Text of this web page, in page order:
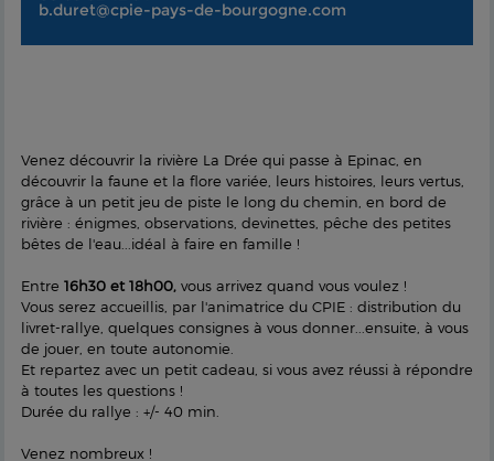
b.duret@cpie-pays-de-bourgogne.com
Venez découvrir la rivière La Drée qui passe à Epinac, en
découvrir la faune et la flore variée, leurs histoires, leurs vertus,
grâce à un petit jeu de piste le long du chemin, en bord de
rivière : énigmes, observations, devinettes, pêche des petites
bêtes de l'eau...idéal à faire en famille !
Entre 16h30 et 18h00, vous arrivez quand vous voulez !
Vous serez accueillis, par l'animatrice du CPIE : distribution du
livret-rallye, quelques consignes à vous donner...ensuite, à vous
de jouer, en toute autonomie.
Et repartez avec un petit cadeau, si vous avez réussi à répondre
à toutes les questions !
Durée du rallye : +/- 40 min.
Venez nombreux !